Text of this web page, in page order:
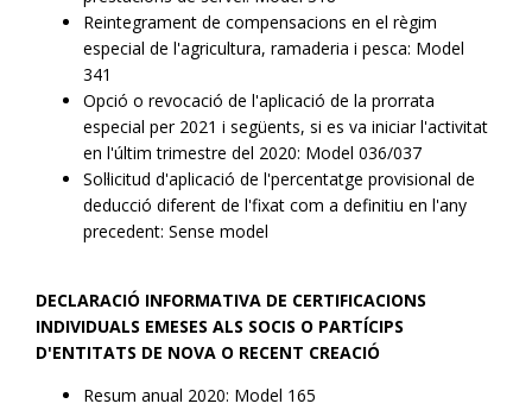
Reintegrament de compensacions en el règim
especial de l'agricultura, ramaderia i pesca: Model
341
Opció o revocació de l'aplicació de la prorrata
especial per 2021 i següents, si es va iniciar l'activitat
en l'últim trimestre del 2020: Model 036/037
Sol·licitud d'aplicació de l'percentatge provisional de
deducció diferent de l'fixat com a definitiu en l'any
precedent: Sense model
DECLARACIÓ INFORMATIVA DE CERTIFICACIONS
INDIVIDUALS EMESES ALS SOCIS O PARTÍCIPS
D'ENTITATS DE NOVA O RECENT CREACIÓ
Resum anual 2020: Model 165